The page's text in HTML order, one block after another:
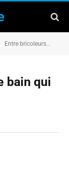
Entre bricoleurs
bain qui